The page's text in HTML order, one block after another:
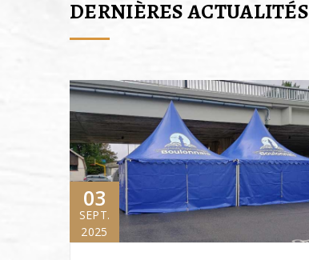
DERNIÈRES ACTUALITÉS
03
SEPT.
2025